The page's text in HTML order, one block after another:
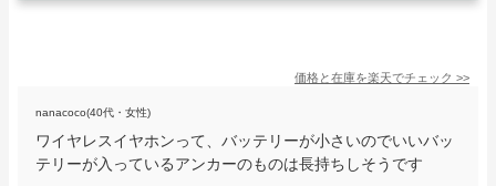
価格と在庫を楽天でチェック >>
nanacoco(40代・女性)
ワイヤレスイヤホンって、バッテリーが小さいのでいいバッ
テリーが入っているアンカーのものは長持ちしそうです